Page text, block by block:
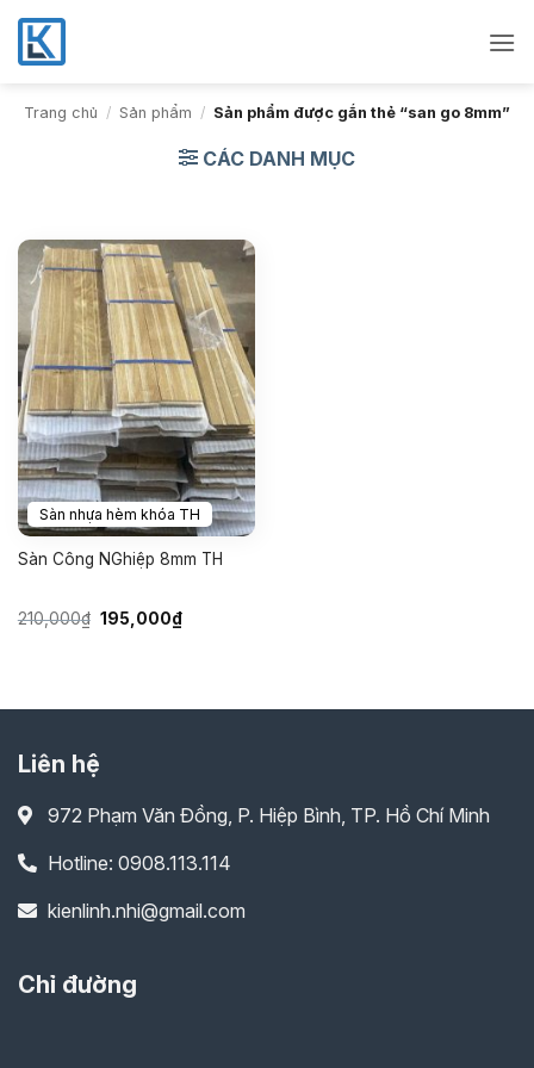
Bỏ
qua
nội
dungTrang chủ / Sản phẩm / Sản phẩm được gắn thẻ “san go 8mm”
CÁC DANH MỤC
Sàn nhựa hèm khóa TH
Sàn Công NGhiệp 8mm TH
210,000₫ Giá
195,000₫Giá
hiện
Liên hệ
972 Phạm Văn Đồng, P. Hiệp Bình, TP. Hồ Chí Minh
Hotline: 0908.113.114
kienlinh.nhi@gmail.com
Chỉ đường